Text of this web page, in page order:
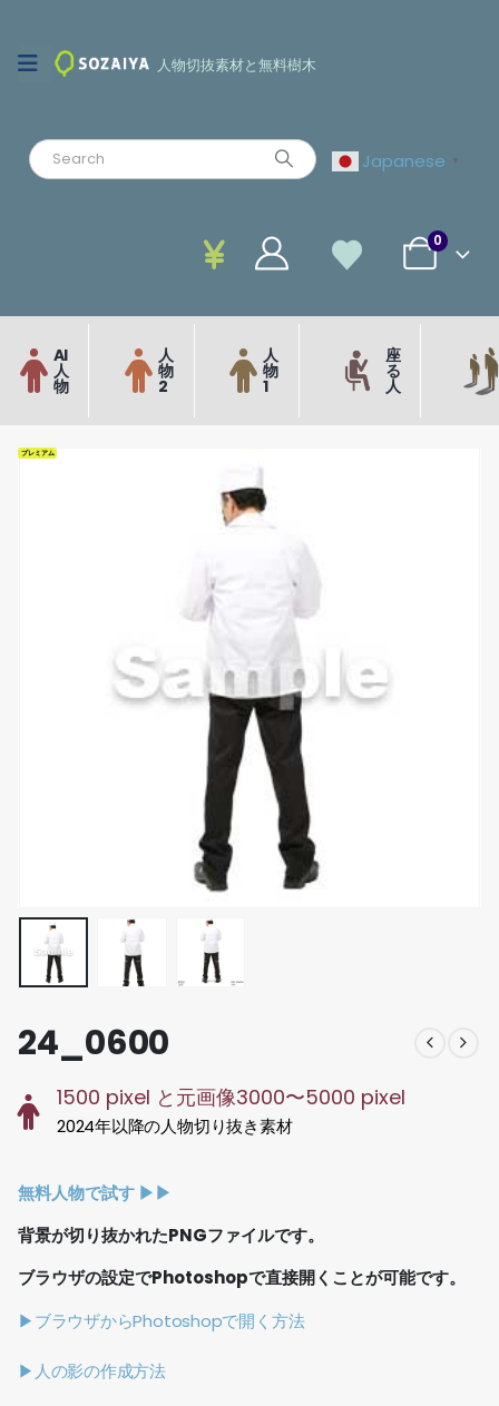
人物切抜素材と無料樹木
Japanese ▼
0
AI
人
物
人
物
2
人
物
1
座
る
人
プレミアム
24_0600
1500 pixel と元画像3000〜5000 pixel
2024年以降の人物切り抜き素材
無料人物で試す ▶︎▶︎
背景が切り抜かれたPNGファイルです。
ブラウザの設定でPhotoshopで直接開くことが可能です。
▶ブラウザからPhotoshopで開く方法
▶人の影の作成方法